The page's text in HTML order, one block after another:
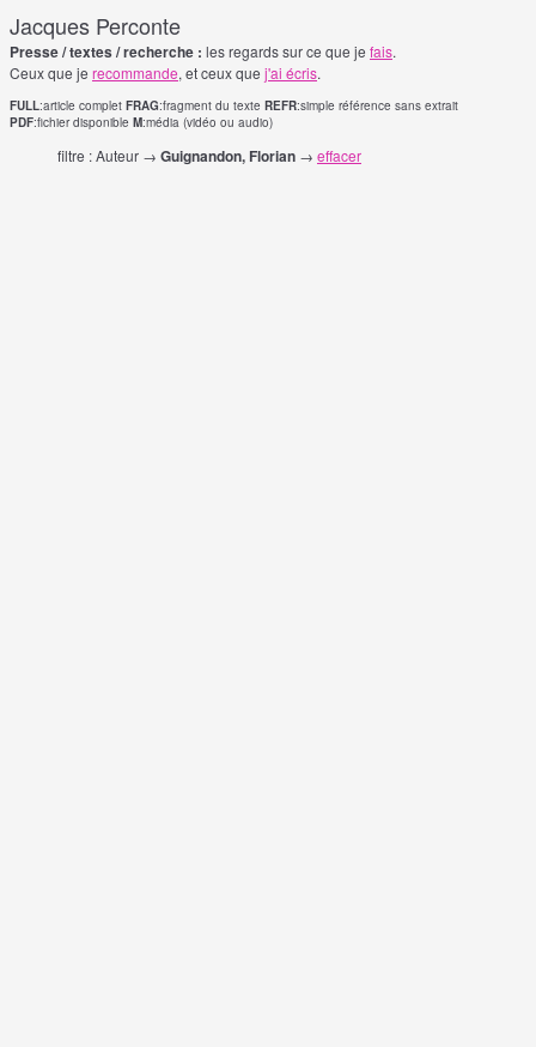
Jacques Perconte
Presse / textes / recherche : les regards sur ce que je fais.
Ceux que je recommande, et ceux que j'ai écris.
FULL:article complet FRAG:fragment du texte REFR:simple référence sans extrait
PDF:fichier disponible M:média (vidéo ou audio)
filtre : Auteur → Guignandon, Florian → effacer